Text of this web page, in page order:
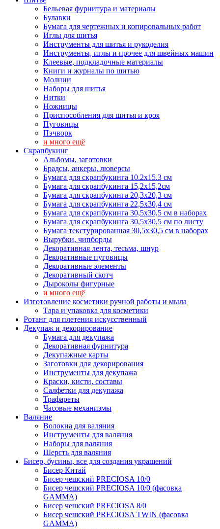
Бельевая фурнитура и материалы
Булавки
Бумага для чертежных и копировальных работ
Иглы для шитья
Инструменты для шитья и рукоделия
Инструменты, иглы и прочее для швейных машин
Клеевые, подкладочные материалы
Книги и журналы по шитью
Молнии
Наборы для шитья
Нитки
Ножницы
Приспособления для шитья и кроя
Пуговицы
Пэчворк
и много ещё
Скрапбукинг
Альбомы, заготовки
Брадсы, анкеры, люверсы
Бумага для скрапбукинга 10.2х15.3 см
Бумага для скрапбукинга 15,2х15,2см
Бумага для скрапбукинга 20,3х20,3 см
Бумага для скрапбукинга 22,5х30,4 см
Бумага для скрапбукинга 30,5х30,5 см в наборах
Бумага для скрапбукинга 30,5х30,5 см по листу
Бумага текстурированная 30,5х30,5 см в наборах
Вырубки, чипборды
Декоративная лента, тесьма, шнур
Декоративные пуговицы
Декоративные элементы
Декоративный скотч
Дыроколы фигурные
и много ещё
Изготовление косметики ручной работы и мыла
Тара и упаковка для косметики
Ротанг для плетения искусственный
Декупаж и декорирование
Бумага для декупажа
Декоративная фурнитура
Декупажные карты
Заготовки для декорирования
Инструменты для декупажа
Краски, кисти, составы
Салфетки для декупажа
Трафареты
Часовые механизмы
Валяние
Волокна для валяния
Инструменты для валяния
Наборы для валяния
Шерсть для валяния
Бисер, бусины, все для создания украшений
Бисер Китай
Бисер чешский PRECIOSA 10/0
Бисер чешский PRECIOSA 10/0 (фасовка
GAMMA)
Бисер чешский PRECIOSA 8/0
Бисер чешский PRECIOSA TWIN (фасовка
GAMMA)